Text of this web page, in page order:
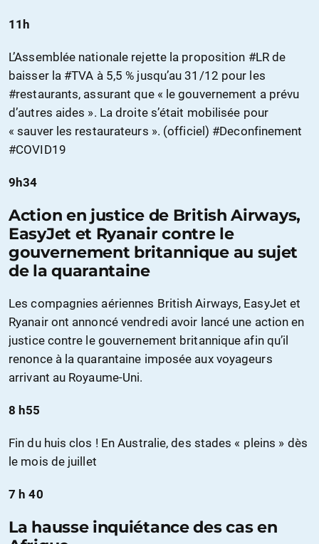
11h
L’Assemblée nationale rejette la proposition #LR de
baisser la #TVA à 5,5 % jusqu’au 31/12 pour les
#restaurants, assurant que « le gouvernement a prévu
d’autres aides ». La droite s’était mobilisée pour
« sauver les restaurateurs ». (officiel) #Deconfinement
#COVID19
9h34
Action en justice de British Airways,
EasyJet et Ryanair contre le
gouvernement britannique au sujet
de la quarantaine
Les compagnies aériennes British Airways, EasyJet et
Ryanair ont annoncé vendredi avoir lancé une action en
justice contre le gouvernement britannique afin qu’il
renonce à la quarantaine imposée aux voyageurs
arrivant au Royaume-Uni.
8 h55
Fin du huis clos ! En Australie, des stades « pleins » dès
le mois de juillet
7 h 40
La hausse inquiétance des cas en